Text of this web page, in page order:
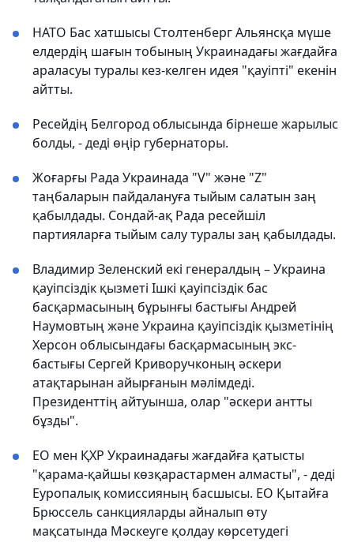
НАТО Бас хатшысы Столтенберг Альянсқа мүше
елдердің шағын тобының Украинадағы жағдайға
араласуы туралы кез-келген идея "қауіпті" екенін
айтты.
Ресейдің Белгород облысында бірнеше жарылыс
болды, - деді өңір губернаторы.
Жоғарғы Рада Украинада "V" және "Z"
таңбаларын пайдалануға тыйым салатын заң
қабылдады. Сондай-ақ Рада ресейшіл
партияларға тыйым салу туралы заң қабылдады.
Владимир Зеленский екі генералдың – Украина
қауіпсіздік қызметі Ішкі қауіпсіздік бас
басқармасының бұрынғы бастығы Андрей
Наумовтың және Украина қауіпсіздік қызметінің
Херсон облысындағы басқармасының экс-
бастығы Сергей Криворучконың әскери
атақтарынан айырғанын мәлімдеді.
Президенттің айтуынша, олар "әскери антты
бұзды".
ЕО мен ҚХР Украинадағы жағдайға қатысты
"қарама-қайшы көзқарастармен алмасты", - деді
Еуропалық комиссияның басшысы. ЕО Қытайға
Брюссель санкцияларды айналып өту
мақсатында Мәскеуге қолдау көрсетудегі